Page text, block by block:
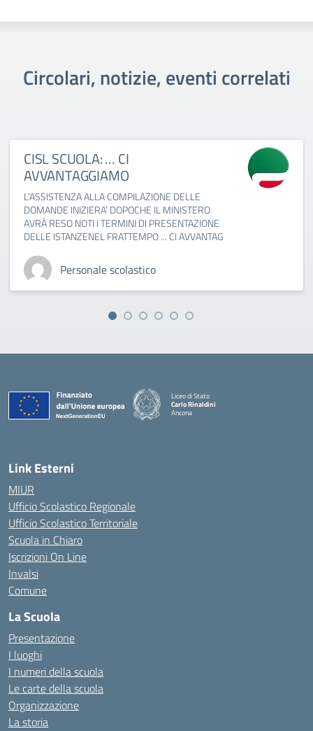
Circolari, notizie, eventi correlati
CISL SCUOLA: … CI
AVVANTAGGIAMO
L’ASSISTENZA ALLA COMPILAZIONE DELLE
DOMANDE INIZIERA’ DOPOCHE IL MINISTERO
AVRÀ RESO NOTI I TERMINI DI PRESENTAZIONE
DELLE ISTANZENEL FRATTEMPO ... CI AVVANTAG
Personale scolastico
Liceo di Stato
Carlo Rinaldini
Ancona
Link Esterni
MIUR
Ufficio Scolastico Regionale
Ufficio Scolastico Territoriale
Scuola in Chiaro
Iscrizioni On Line
Invalsi
Comune
La Scuola
Presentazione
I luoghi
I numeri della scuola
Le carte della scuola
Organizzazione
La storia